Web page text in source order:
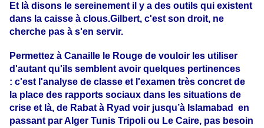
Et là disons le sereinement il y a des outils qui existent
dans la caisse à clous.Gilbert, c'est son droit, ne
cherche pas à s'en servir.
Permettez à Canaille le Rouge de vouloir les utiliser
d'autant qu'ils semblent avoir quelques pertinences
: c'est l'analyse de classe et l'examen très concret de
la place des rapports sociaux dans les situations de
crise et là, de Rabat à Ryad voir jusqu’à Islamabad en
passant par Alger Tunis Tripoli ou Le Caire, pas besoin